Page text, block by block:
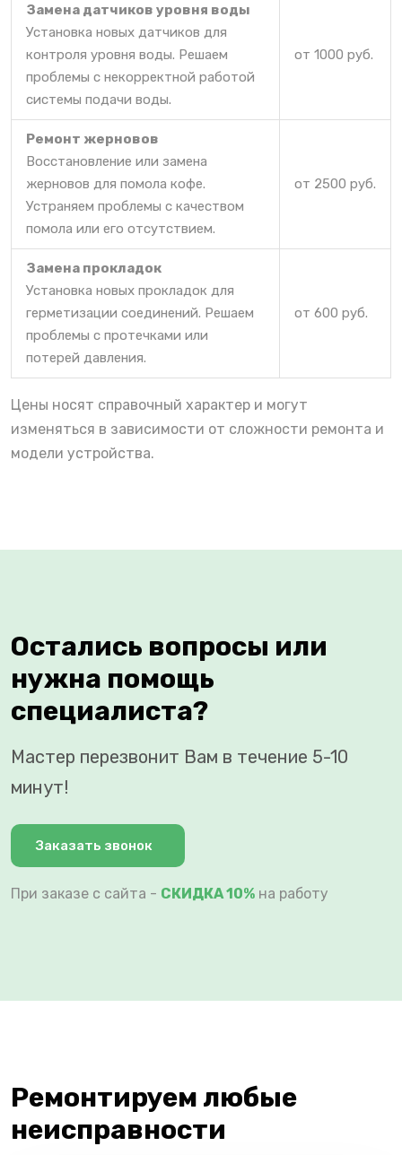
Замена датчиков уровня воды
Установка новых датчиков для
контроля уровня воды. Решаем
проблемы с некорректной работой
системы подачи воды.
от 1000 руб.
Ремонт жерновов
Восстановление или замена
жерновов для помола кофе.
Устраняем проблемы с качеством
помола или его отсутствием.
от 2500 руб.
Замена прокладок
Установка новых прокладок для
герметизации соединений. Решаем
проблемы с протечками или
потерей давления.
от 600 руб.
Цены носят справочный характер и могут
изменяться в зависимости от сложности ремонта и
модели устройства.
Остались вопросы или
нужна помощь
специалиста?
Мастер перезвонит Вам в течение 5-10
минут!
Заказать звонок
При заказе с сайта - СКИДКА 10% на работу
Ремонтируем любые
неисправности